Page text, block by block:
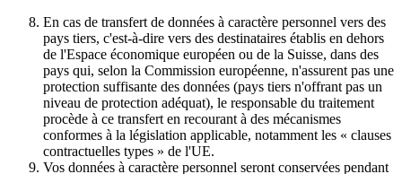
En cas de transfert de données à caractère personnel vers des
pays tiers, c'est-à-dire vers des destinataires établis en dehors
de l'Espace économique européen ou de la Suisse, dans des
pays qui, selon la Commission européenne, n'assurent pas une
protection suffisante des données (pays tiers n'offrant pas un
niveau de protection adéquat), le responsable du traitement
procède à ce transfert en recourant à des mécanismes
conformes à la législation applicable, notamment les « clauses
contractuelles types » de l'UE.
Vos données à caractère personnel seront conservées pendant